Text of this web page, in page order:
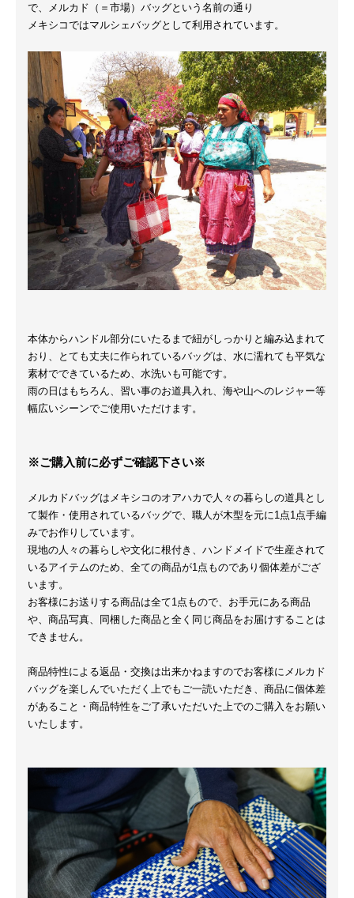
で、メルカド（＝市場）バッグという名前の通り
メキシコではマルシェバッグとして利用されています。
本体からハンドル部分にいたるまで紐がしっかりと編み込まれて
おり、とても丈夫に作られているバッグは、水に濡れても平気な
素材でできているため、水洗いも可能です。
雨の日はもちろん、習い事のお道具入れ、海や山へのレジャー等
幅広いシーンでご使用いただけます。
※ご購入前に必ずご確認下さい※
メルカドバッグはメキシコのオアハカで人々の暮らしの道具とし
て製作・使用されているバッグで、職人が木型を元に1点1点手編
みでお作りしています。
現地の人々の暮らしや文化に根付き、ハンドメイドで生産されて
いるアイテムのため、全ての商品が1点ものであり個体差がござ
います。
お客様にお送りする商品は全て1点もので、お手元にある商品
や、商品写真、同梱した商品と全く同じ商品をお届けすることは
できません。
商品特性による返品・交換は出来かねますのでお客様にメルカド
バッグを楽しんでいただく上でもご一読いただき、商品に個体差
があること・商品特性をご了承いただいた上でのご購入をお願い
いたします。